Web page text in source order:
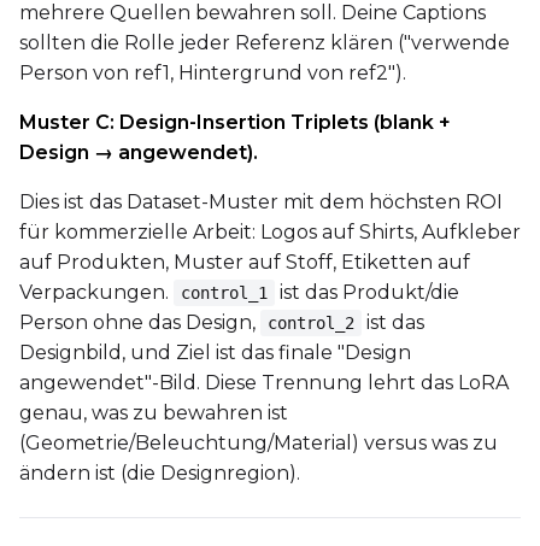
Prompt
Width
Height
Seed
LoRA Scale
mehrere Quellen bewahren soll. Deine Captions
sollten die Rolle jeder Referenz klären ("verwende
Person von ref1, Hintergrund von ref2").
Muster C: Design-Insertion Triplets (blank +
Design → angewendet).
Dies ist das Dataset-Muster mit dem höchsten ROI
für kommerzielle Arbeit: Logos auf Shirts, Aufkleber
auf Produkten, Muster auf Stoff, Etiketten auf
Verpackungen.
control_1
ist das Produkt/die
Person ohne das Design,
control_2
ist das
Designbild, und Ziel ist das finale "Design
angewendet"-Bild. Diese Trennung lehrt das LoRA
genau, was zu bewahren ist
(Geometrie/Beleuchtung/Material) versus was zu
ändern ist (die Designregion).